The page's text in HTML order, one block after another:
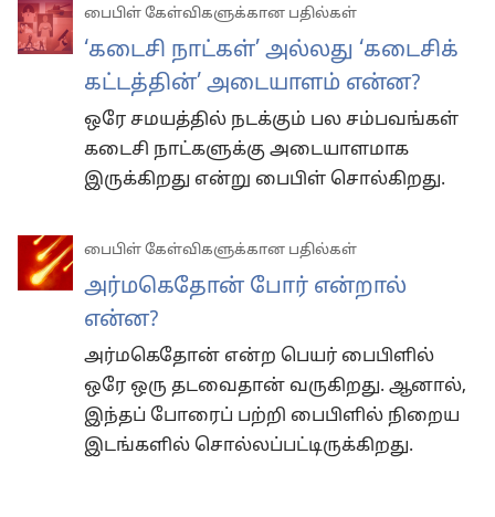
பைபிள் கேள்விகளுக்கான பதில்கள்
‘கடைசி நாட்கள்’ அல்லது ‘கடைசிக்
கட்டத்தின்’ அடையாளம் என்ன?
ஒரே சமயத்தில் நடக்கும் பல சம்பவங்கள்
கடைசி நாட்களுக்கு அடையாளமாக
இருக்கிறது என்று பைபிள் சொல்கிறது.
பைபிள் கேள்விகளுக்கான பதில்கள்
அர்மகெதோன் போர் என்றால்
என்ன?
அர்மகெதோன் என்ற பெயர் பைபிளில்
ஒரே ஒரு தடவைதான் வருகிறது. ஆனால்,
இந்தப் போரைப் பற்றி பைபிளில் நிறைய
இடங்களில் சொல்லப்பட்டிருக்கிறது.